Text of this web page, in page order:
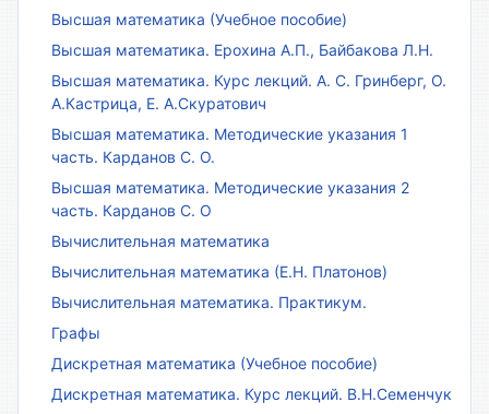
Высшая математика (Учебное пособие)
Высшая математика. Ерохина А.П., Байбакова Л.Н.
Высшая математика. Курс лекций. А. С. Гринберг, О.
А.Кастрица, Е. А.Скуратович
Высшая математика. Методические указания 1
часть. Карданов С. О.
Высшая математика. Методические указания 2
часть. Карданов С. О
Вычислительная математика
Вычислительная математика (Е.Н. Платонов)
Вычислительная математика. Практикум.
Графы
Дискретная математика (Учебное пособие)
Дискретная математика. Курс лекций. В.Н.Семенчук